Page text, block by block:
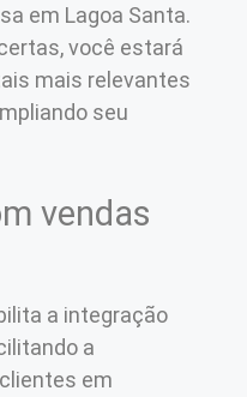
em Lagoa Santa.
você estará
mais relevantes
seu
vendas
a integração
a
em